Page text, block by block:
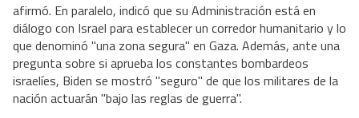
afirmó. En paralelo, indicó que su Administración está en
diálogo con Israel para establecer un corredor humanitario y lo
que denominó "una zona segura" en Gaza. Además, ante una
pregunta sobre si aprueba los constantes bombardeos
israelíes, Biden se mostró "seguro" de que los militares de la
nación actuarán "bajo las reglas de guerra".